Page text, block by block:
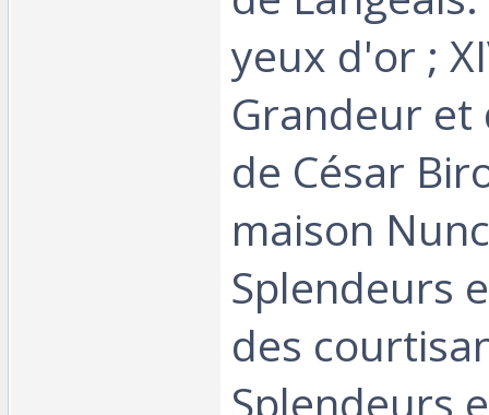
yeux d'or ;
Grandeur et
de César
maison
Splendeurs
des
Splendeurs